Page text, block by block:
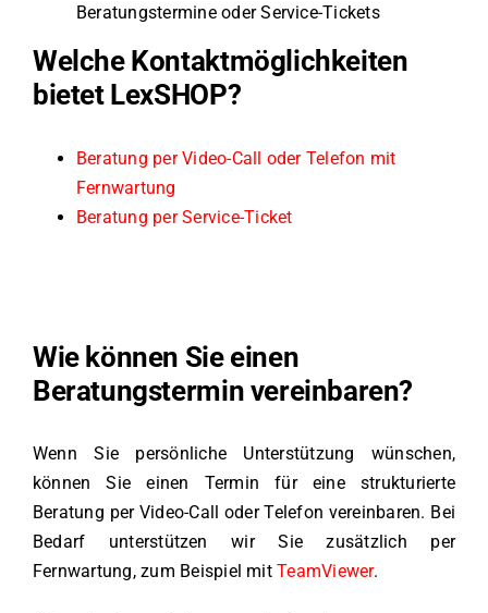
Beratungstermine oder Service-Tickets
Welche Kontaktmöglichkeiten
bietet LexSHOP?
Beratung per Video-Call oder Telefon mit
Fernwartung
Beratung per Service-Ticket
Wie können Sie einen
Beratungstermin vereinbaren?
Wenn Sie persönliche Unterstützung wünschen,
können Sie einen Termin für eine strukturierte
Beratung per Video-Call oder Telefon vereinbaren. Bei
Bedarf unterstützen wir Sie zusätzlich per
Fernwartung, zum Beispiel mitTeamViewer.